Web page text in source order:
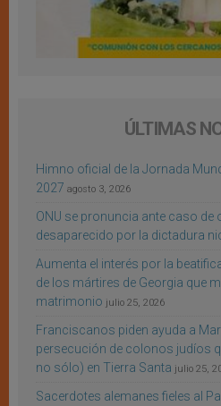
ÚLTIMAS
Himno oficial de la Jornada
2027 agosto 3, 2026
ONU se pronuncia ante caso
desaparecido por la dictadura
Aumenta el interés por la
de los mártires de Georgia que
matrimonio julio 25, 2026
Franciscanos piden ayuda a
persecución de colonos judíos
no sólo) en Tierra Santa julio 25,
Sacerdotes alemanes fieles al